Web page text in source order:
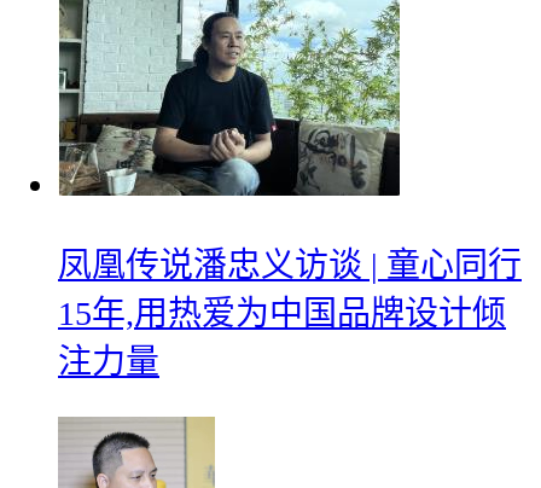
凤凰传说潘忠义访谈 | 童心同行
15年,用热爱为中国品牌设计倾
注力量